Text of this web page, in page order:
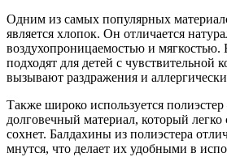
Одним из самых популярных
является хлопок. Он отличается
воздухопроницаемостью и мягкостью.
подходят для детей с чувствительной
вызывают раздражения и
Также широко используется
долговечный материал, который легко
сохнет. Балдахины из полиэстера
мнутся, что делает их удобными в